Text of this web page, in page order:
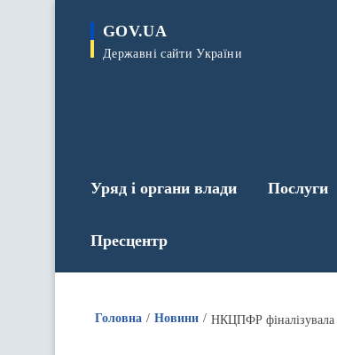
GOV.UA
Державні сайти України
Уряд і органи влади Послуги
Пресцентр
Головна Новини НКЦПФР фіналізувала